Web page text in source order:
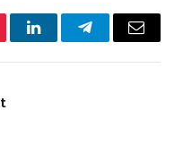
LinkedInTelegramEmail